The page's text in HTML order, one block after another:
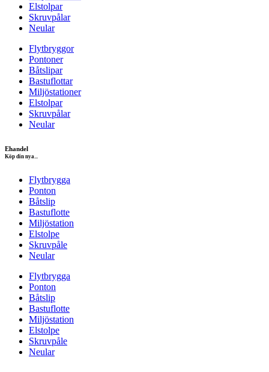
Elstolpar
Skruvpålar
Neular
Flytbryggor
Pontoner
Båtslipar
Bastuflottar
Miljöstationer
Elstolpar
Skruvpålar
Neular
Ehandel
Köp din nya...
Flytbrygga
Ponton
Båtslip
Bastuflotte
Miljöstation
Elstolpe
Skruvpåle
Neular
Flytbrygga
Ponton
Båtslip
Bastuflotte
Miljöstation
Elstolpe
Skruvpåle
Neular